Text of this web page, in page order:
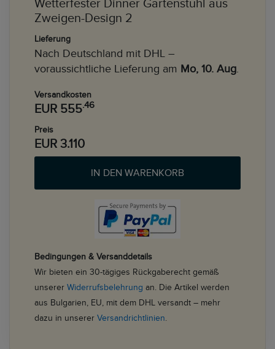
Wetterfester Dinner Gartenstuhl aus
Zweigen-Design 2
Lieferung
Nach Deutschland mit DHL –
voraussichtliche Lieferung am Mo, 10. Aug.
Versandkosten
EUR 555.46
Preis
EUR 3.110
IN DEN WARENKORB
Bedingungen & Versanddetails
Wir bieten ein 30-tägiges Rückgaberecht gemäß
unserer Widerrufsbelehrung an. Die Artikel werden
aus Bulgarien, EU, mit dem DHL versandt – mehr
dazu in unserer Versandrichtlinien.